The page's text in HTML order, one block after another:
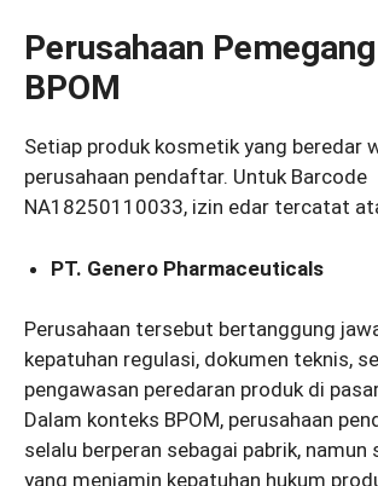
Perusahaan
BPOM
Setiap produk kosmetik yang beredar
perusahaan pendaftar. Untuk Barcode
NA18250110033, izin edar tercatat
PT. Genero Pharmaceuticals
Perusahaan tersebut bertanggung
kepatuhan regulasi, dokumen teknis,
pengawasan peredaran produk di
Dalam konteks BPOM, perusahaan
selalu berperan sebagai pabrik, namun
yang menjamin kepatuhan hukum